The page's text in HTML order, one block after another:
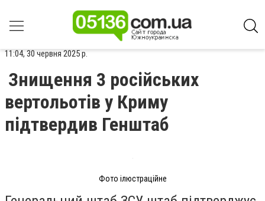
11:04, 30 червня 2025 р.
Знищення 3 російських
вертольотів у Криму
підтвердив Генштаб
Фото ілюстраційне